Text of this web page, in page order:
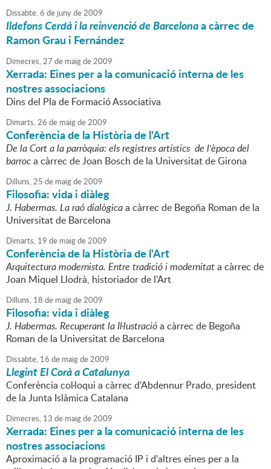
Dissabte,6 de junyde2009
Ildefons Cerdà i la reinvenció de Barcelonaa càrrec de
Ramon Grau i Fernández
Dimecres,27 de maigde2009
Xerrada: Eines per a la comunicació interna de les
nostres associacions
Dins del Pla de Formació Associativa
Dimarts,26 de maigde2009
Conferència de la Història de l'Art
De la Cort a la parròquia: els registres artístics de l'època del
barroca càrrec de Joan Bosch de la Universitat de Girona
Dilluns,25 de maigde2009
Filosofia: vida i diàleg
J. Habermas. La raó dialògicaa càrrec de Begoña Roman de la
Universitat de Barcelona
Dimarts, 19 de maigde2009
Conferència de la Història de l'Art
Arquitectura modernista. Entre tradició i modernitata càrrec de
Joan Miquel Llodrà, historiador de l'Art
Dilluns, 18 de maigde2009
Filosofia: vida i diàleg
J. Habermas. Recuperant la Il·lustracióa càrrec de Begoña
Roman de la Universitat de Barcelona
Dissabte, 16 de maigde2009
Llegint El Corà a Catalunya
Conferència col·loqui a càrrec d'Abdennur Prado, president
de la Junta Islàmica Catalana
Dimecres, 13 de maigde2009
Xerrada: Eines per a la comunicació interna de les
nostres associacions
Aproximació a la programació IP i d'altres eines per a la